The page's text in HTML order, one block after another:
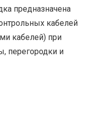
предназначена
кабелей
кабелей) при
перегородки и